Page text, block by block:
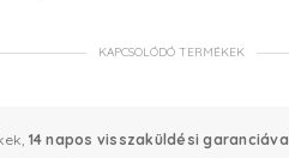
KAPCSOLÓDÓ TERMÉKEK
14 napos visszaküldési garanciával